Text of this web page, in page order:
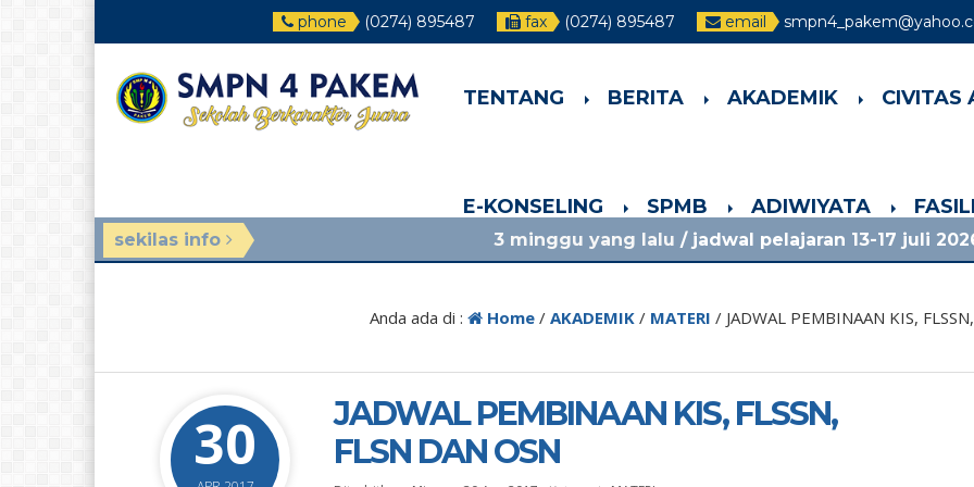
phone (0274) 895487 fax (0274) 895487 email
TENTANG BERITA AKADEMIK CIVITAS
E-KONSELING SPMB ADIWIYATA
sekilas info 3 minggu yang lalu/ jadwal pelajaran 13-17 juli 2026 dan info
Anda ada di : Home/ AKADEMIK/ MATERI / JADWAL PEMBINAAN KIS,
30
JADWAL PEMBINAAN KIS, FLSSN,
FLSN DAN OSN